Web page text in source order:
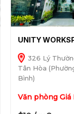
UNITY
326 Lý
Tân Hòa
Bình)
Văn phòng Giá